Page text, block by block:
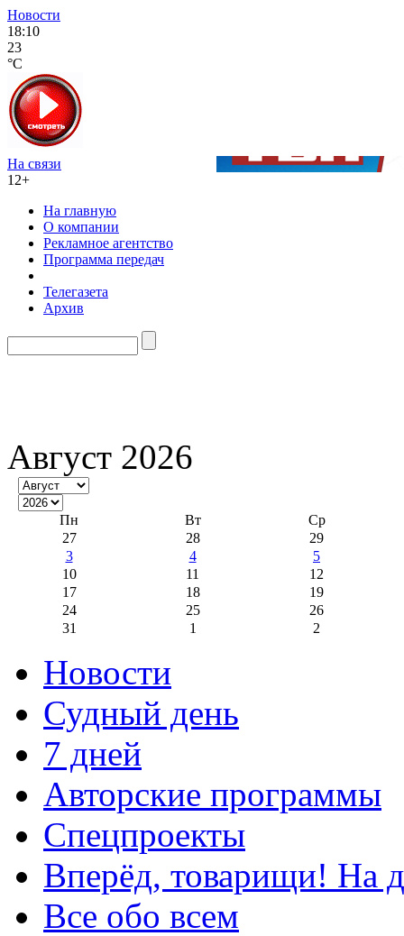
Новости
18:10
23
°C
На связи
12+
На главную
О компании
Рекламное агентство
Программа передач
Телегазета
Архив
Август 2026
Пн Вт
Ср
27
28
29
3
4
5
10
11
12
17
18
19
24
25
26
31
1 2
Новости
Судный день
7 дней
Авторские программы
Спецпроекты
Вперёд, товарищи! На
Все обо всем